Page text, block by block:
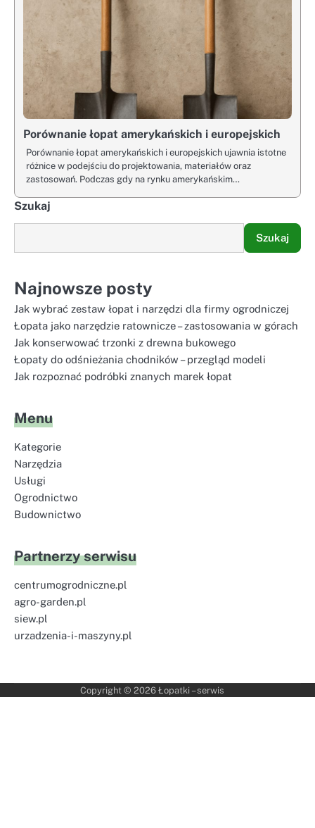
Porównanie łopat amerykańskich i europejskich
Porównanie łopat amerykańskich i europejskich ujawnia istotne
różnice w podejściu do projektowania, materiałów oraz
zastosowań. Podczas gdy na rynku amerykańskim…
Szukaj
Szukaj
Najnowsze posty
Jak wybrać zestaw łopat i narzędzi dla firmy ogrodniczej
Łopata jako narzędzie ratownicze – zastosowania w górach
Jak konserwować trzonki z drewna bukowego
Łopaty do odśnieżania chodników – przegląd modeli
Jak rozpoznać podróbki znanych marek łopat
Menu
Kategorie
Narzędzia
Usługi
Ogrodnictwo
Budownictwo
Partnerzy serwisu
centrumogrodniczne.pl
agro-garden.pl
siew.pl
urzadzenia-i-maszyny.pl
Copyright © 2026 Łopatki – serwis